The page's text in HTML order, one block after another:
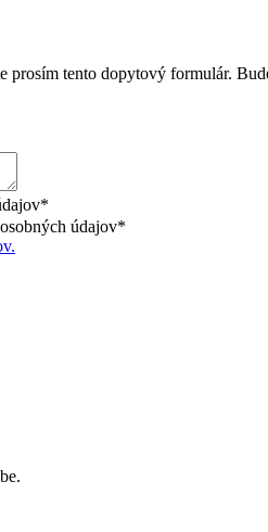
prosím tento dopytový formulár.
údajov*